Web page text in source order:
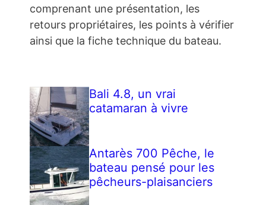
comprenant une présentation, les
retours propriétaires, les points à vérifier
ainsi que la fiche technique du bateau.
Bali 4.8, un vrai
catamaran à vivre
Antarès 700 Pêche, le
bateau pensé pour les
pêcheurs-plaisanciers